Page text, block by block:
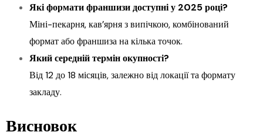
Які формати франшизи доступні у 2025 році?
Міні-пекарня, кав’ярня з випічкою, комбінований
формат або франшиза на кілька точок.
Який середній термін окупності?
Від 12 до 18 місяців, залежно від локації та формату
закладу.
Висновок